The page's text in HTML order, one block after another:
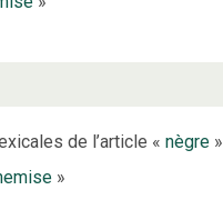
de l’article « nègre»
»